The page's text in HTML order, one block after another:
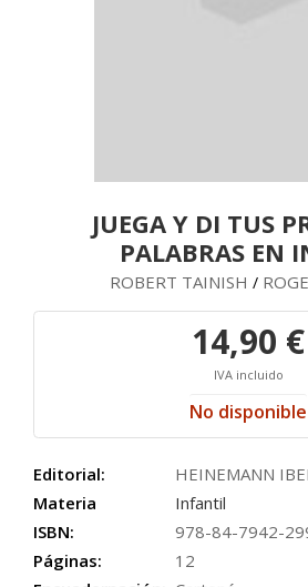
JUEGA Y DI TUS
PALABRAS EN
ROBERT TAINISH /
14,90 €
IVA incluido
No disponible
Editorial:
HEINEMANN
Materia
Infantil
ISBN:
978-84-7942-
Páginas:
12